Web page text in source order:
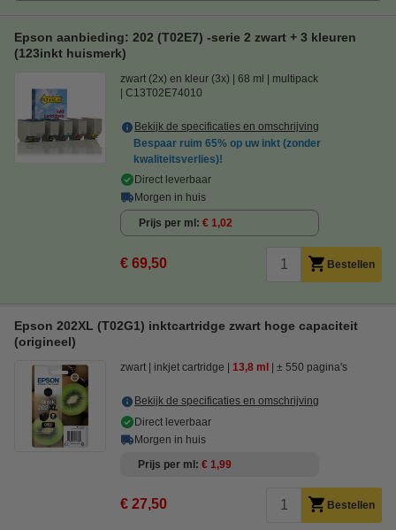
Epson aanbieding: 202 (T02E7) -serie 2 zwart + 3 kleuren
(123inkt huismerk)
zwart (2x) en kleur (3x) 68 ml
multipack
C13T02E74010
Bekijk de specificaties en omschrijving
Bespaar ruim 65% op uw inkt (zonder
kwaliteitsverlies)!
Direct leverbaar
Morgen in huis
Prijs per ml € 1,02
€ 69,50 Bestellen
Epson 202XL (T02G1) inktcartridge zwart hoge capaciteit
(origineel)
zwart inkjet cartridge 13,8 ml ± 550 pagina's
Bekijk de specificaties en omschrijving
Direct leverbaar
Morgen in huis
Prijs per ml
€ 1,99
€ 27,50 Bestellen